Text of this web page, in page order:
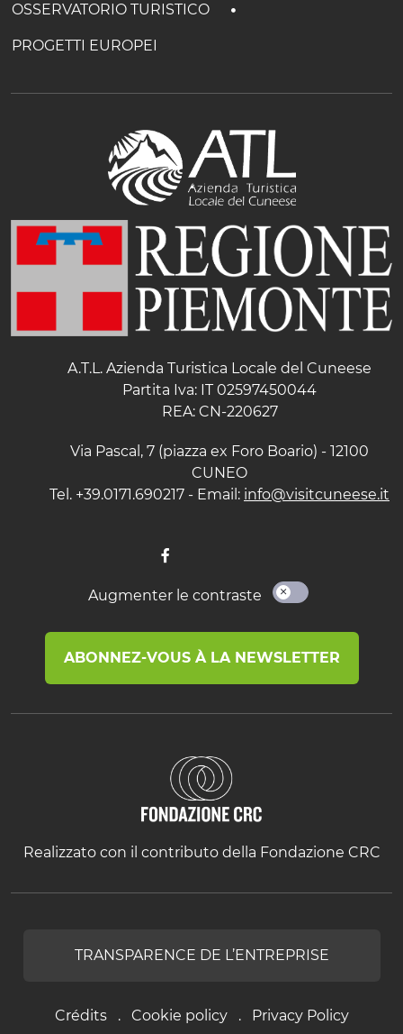
OSSERVATORIO TURISTICO
PROGETTI EUROPEI
A.T.L. Azienda Turistica Locale del Cuneese
Partita Iva: IT 02597450044
REA: CN-220627
Via Pascal, 7 (piazza ex Foro Boario) - 12100
CUNEO
Tel. +39.0171.690217 - Email: info@visitcuneese.it
Augmenter le contraste
ABONNEZ-VOUS À LA NEWSLETTER
Realizzato con il contributo della Fondazione CRC
Crédits Cookie policy Privacy Policy
TRANSPARENCE DE L’ENTREPRISE